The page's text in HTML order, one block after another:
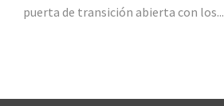
puerta de transición abierta con los...